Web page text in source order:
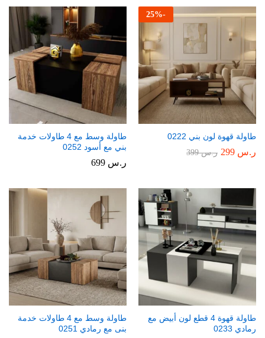
-
25%
طاولة قهوة لون بني 0222
ر.س ر.س399
طاولة وسط مع 4 طاولات خدمة
بني مع أسود 0252
ر.س
طاولة قهوة 4 قطع لون أبيض مع
رمادي 0233
طاولة وسط مع 4 طاولات خدمة
بنى مع رمادي 0251